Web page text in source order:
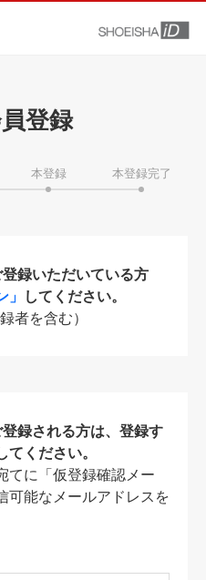
登録
本登録 本登録完了
録いただいている方
」 してください。
者を含む）
録される方は、登録す
ください。
てに「仮登録確認メー
可能なメールアドレスを